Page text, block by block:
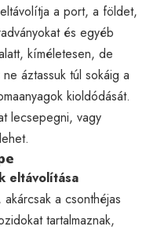
a port, a földet,
és egyéb
kíméletesen, de
áztassuk túl sokáig a
kioldódását.
lecsepegni, vagy
eltávolítása
a csonthéjas
tartalmaznak,